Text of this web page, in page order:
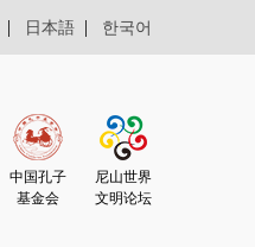
| 日本語 | 한국어
中国孔子
基金会
尼山世界
文明论坛